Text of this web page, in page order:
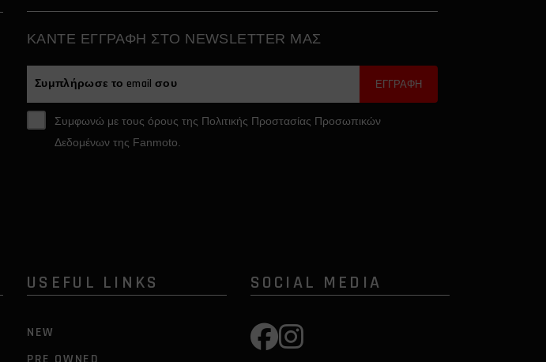
ΚAΝΤΕ ΕΓΓΡΑΦH ΣΤΟ NEWSLETTER ΜΑΣ
ΕΓΓΡΑΦΗ
Συμφωνώ με τους όρους της Πολιτικής Προστασίας Προσωπικών
Δεδομένων της Fanmoto.
USEFUL LINKS
NEW
SOCIAL MEDIA